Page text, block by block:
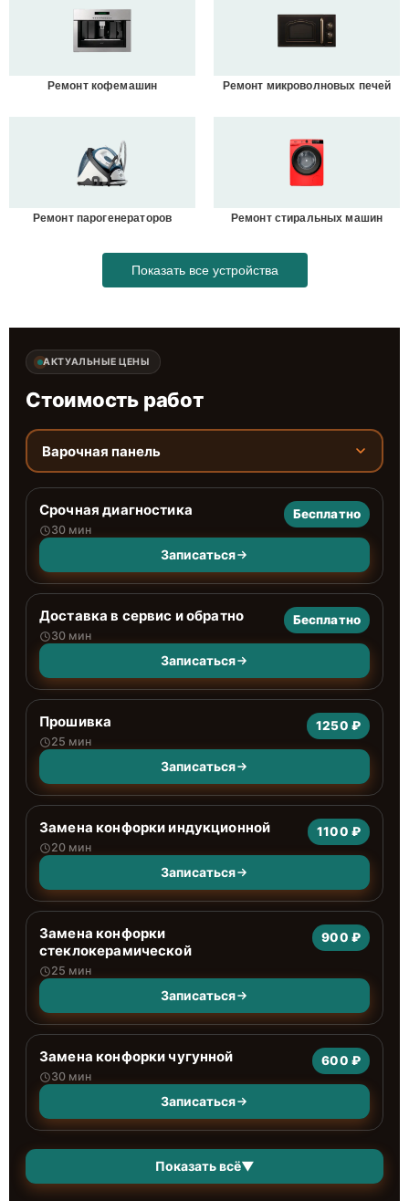
Ремонт кофемашин Ремонт микроволновых печей
Ремонт парогенераторов Ремонт стиральных машин
Показать все устройства
АКТУАЛЬНЫЕ ЦЕНЫ
Стоимость работ
Варочная панель
Срочная диагностика
30 мин
Бесплатно
Записаться
Доставка в сервис и обратно
30 мин
Бесплатно
Записаться
Прошивка
25 мин
1250 ₽
Записаться
Замена конфорки индукционной
20 мин
1100 ₽
Записаться
Замена конфорки
стеклокерамической
25 мин
900 ₽
Записаться
Замена конфорки чугунной
30 мин
600 ₽
Записаться
Показать всё▼